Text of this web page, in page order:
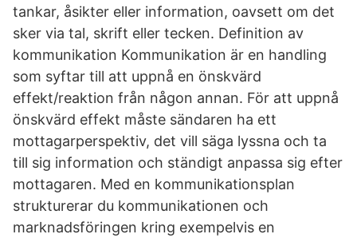
tankar, åsikter eller information, oavsett om det
sker via tal, skrift eller tecken. Definition av
kommunikation Kommunikation är en handling
som syftar till att uppnå en önskvärd
effekt/reaktion från någon annan. För att uppnå
önskvärd effekt måste sändaren ha ett
mottagarperspektiv, det vill säga lyssna och ta
till sig information och ständigt anpassa sig efter
mottagaren. Med en kommunikationsplan
strukturerar du kommunikationen och
marknadsföringen kring exempelvis en